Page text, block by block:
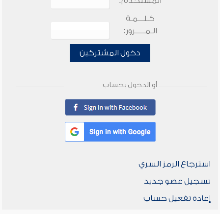
كـلـــمـة
الـمـــــرور:
دخول المشتركين
أو الدخول بحساب
استرجاع الرمز السري
تسجيل عضو جديد
إعادة تفعيل حساب